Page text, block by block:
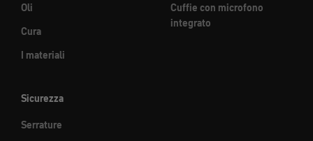
Oli
Cura
I materiali
Cuffie con microfono
integrato
Sicurezza
Serrature